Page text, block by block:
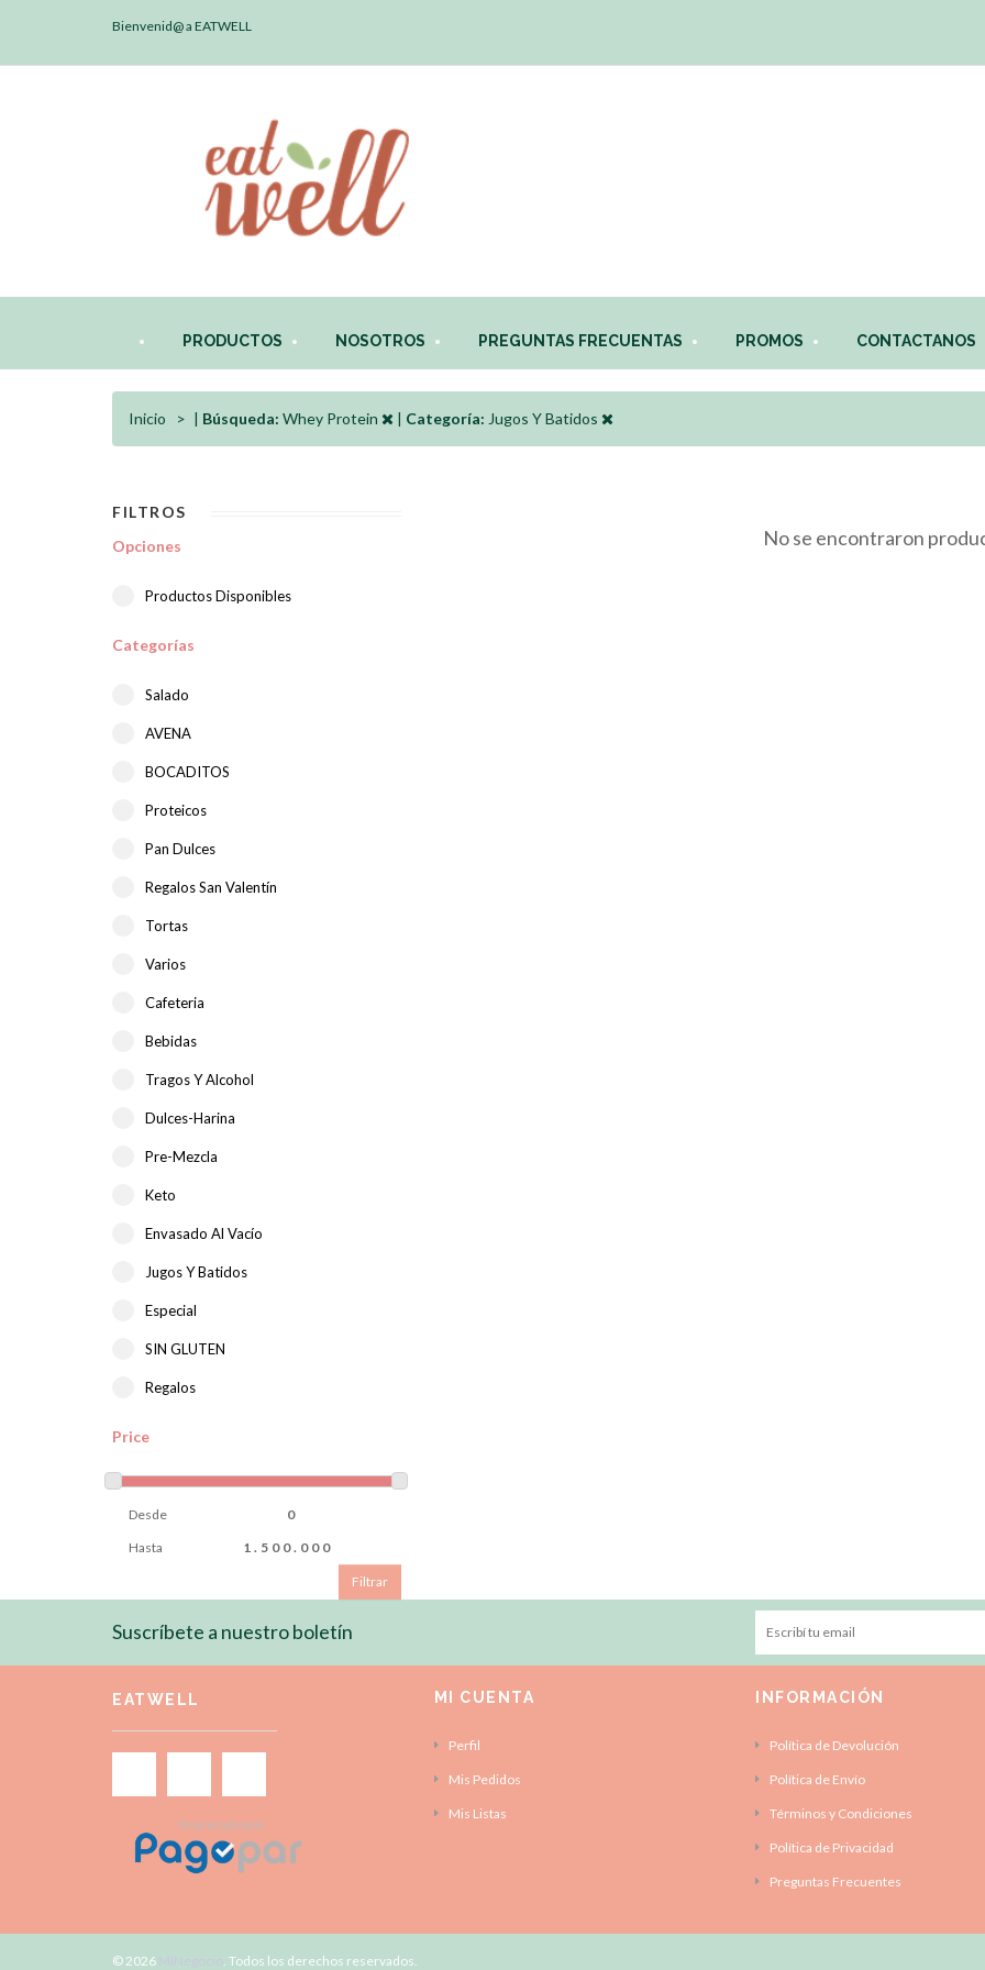
Bienvenid@ a EATWELL
PRODUCTOS NOSOTROS PREGUNTAS FRECUENTAS PROMOS CONTACTANOS
Inicio | Búsqueda: Whey Protein | Categoría: Jugos Y Batidos
FILTROS
Opciones
Productos Disponibles
Categorías
Salado
AVENA
BOCADITOS
Proteicos
Pan Dulces
Regalos San Valentín
Tortas
Varios
Cafeteria
Bebidas
Tragos Y Alcohol
Dulces-Harina
Pre-Mezcla
Keto
Envasado Al Vacío
Jugos Y Batidos
Especial
SIN GLUTEN
Regalos
Price
Desde
Hasta
Filtrar
No se encontraron
Suscríbete a nuestro boletín
EATWELL
Procesado por
MI CUENTA
Perfil
Mis Pedidos
Mis Listas
INFORMACIÓN
Política de Devolución
Política de Envío
Términos y Condiciones
Política de Privacidad
Preguntas Frecuentes
© 2026 . Todos los derechos reservados.